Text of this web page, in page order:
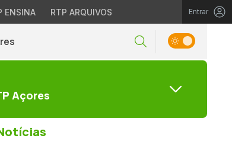
ENSINA RTP ARQUIVOS Entrar
Açores